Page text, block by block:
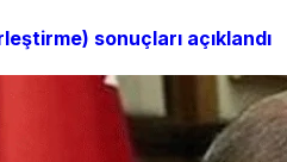
sonuçları açıklandı